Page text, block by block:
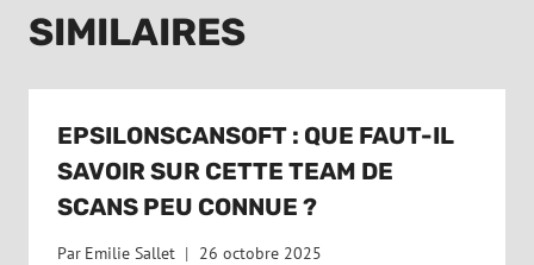
SIMILAIRES
EPSILONSCANSOFT : QUE FAUT-IL
SAVOIR SUR CETTE TEAM DE
SCANS PEU CONNUE ?
Par Emilie Sallet 26 octobre 2025